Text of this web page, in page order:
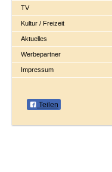
TV
Kultur / Freizeit
Aktuelles
Werbepartner
Impressum
Teilen